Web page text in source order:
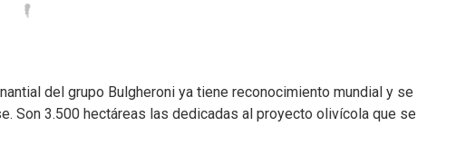
del grupo Bulgheroni ya tiene reconocimiento mundial y se
Son 3.500 hectáreas las dedicadas al proyecto olivícola que se